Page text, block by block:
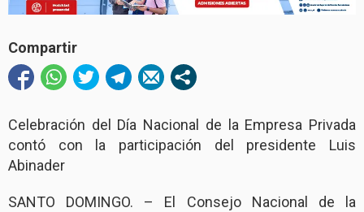
Compartir
Celebración del Día Nacional de la Empresa Privada
contó con la participación del presidente Luis
Abinader
SANTO DOMINGO. – El Consejo Nacional de la